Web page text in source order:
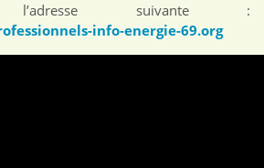
suivante :
info-energie-69.org